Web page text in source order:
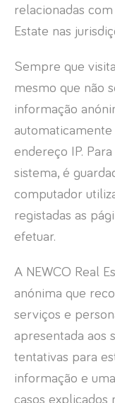
relacionadas
Estate nas
Sempre que
mesmo que não
informação
endereço IP.
sistema, é
computador
registadas as
efetuar.
A NEWCO Real
anónima que
serviços e
apresentada aos
tentativas para
informação e
casos explicados